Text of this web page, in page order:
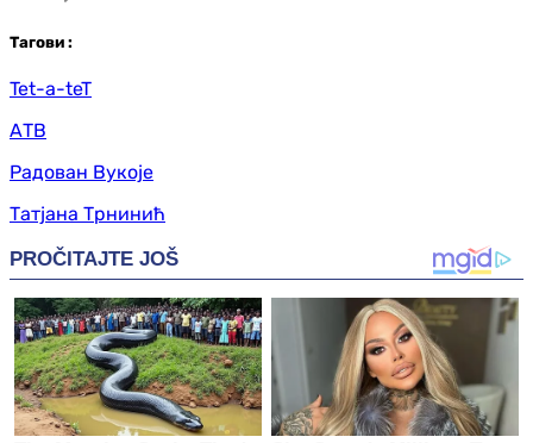
Тагови :
Tet-a-teT
АТВ
Радован Вукоје
Татјана Трнинић